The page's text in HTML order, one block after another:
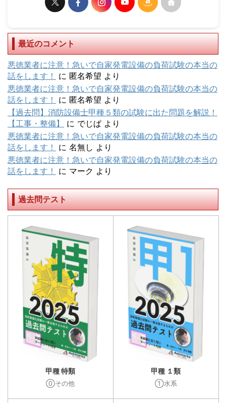
最近のコメント
悪徳業者に注意！急いで自家発電設備の負荷試験の本当の
話をします！
に 匿名希望 より
悪徳業者に注意！急いで自家発電設備の負荷試験の本当の
話をします！
に 匿名希望 より
【過去問】消防設備士甲種５類の試験に出た問題を解説！
【工事・整備】
に でじぱ より
悪徳業者に注意！急いで自家発電設備の負荷試験の本当の
話をします！
に 名無し より
悪徳業者に注意！急いで自家発電設備の負荷試験の本当の
話をします！
に マーク より
過去問テスト
甲種 特類
⓪その他
甲種 １類
①水系